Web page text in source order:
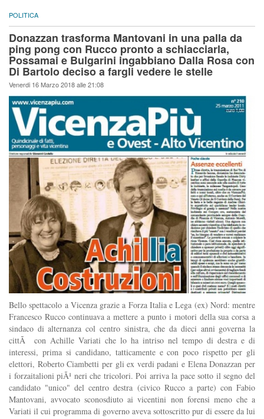
POLITICA
Donazzan trasforma Mantovani in una palla da
ping pong con Rucco pronto a schiacciarla,
Possamai e Bulgarini ingabbiano Dalla Rosa con
Di Bartolo deciso a fargli vedere le stelle
Venerdi 16 Marzo 2018 alle 21:08
Bello spettacolo a Vicenza grazie a Forza Italia e Lega (ex) Nord: mentre
Francesco Rucco continuava a mettere a punto i motori della sua corsa a
sindaco di alternanza col centro sinistra, che da dieci anni governa la
cittÃ con Achille Variati che lo ha intriso nel tempo di destra e di
interessi, prima si candidano, tatticamente e con poco rispetto per gli
elettori, Roberto Ciambetti per gli ex verdi padani e Elena Donazzan per
i forzaitalioni piÃ¹ neri che tricolori. Poi arriva la pace sotto il segno del
candidato "unico" del centro destra (civico Rucco a parte) con Fabio
Mantovani, avvocato sconosdiuto ai vicentini non forensi meno che a
Variati il cui programma di governo aveva sottoscritto pur di essere da lui